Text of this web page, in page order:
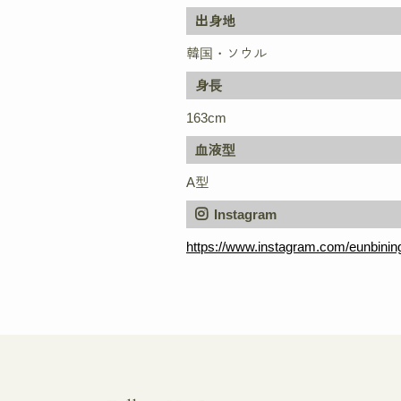
出身地
韓国・ソウル
身長
163cm
血液型
A型
Instagram
https://www.instagram.com/